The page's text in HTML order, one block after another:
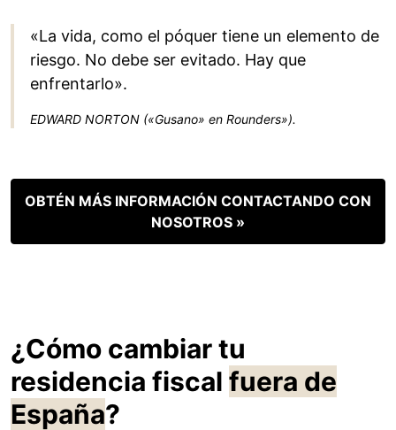
«La vida, como el póquer tiene un elemento de
riesgo. No debe ser evitado. Hay que
enfrentarlo».
EDWARD NORTON («Gusano» en Rounders»).
OBTÉN MÁS INFORMACIÓN CONTACTANDO CON
NOSOTROS »
¿Cómo cambiar tu
residencia fiscal fuera de
España?